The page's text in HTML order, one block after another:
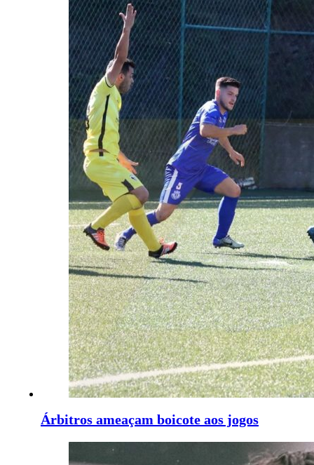
Árbitros ameaçam boicote aos jogos